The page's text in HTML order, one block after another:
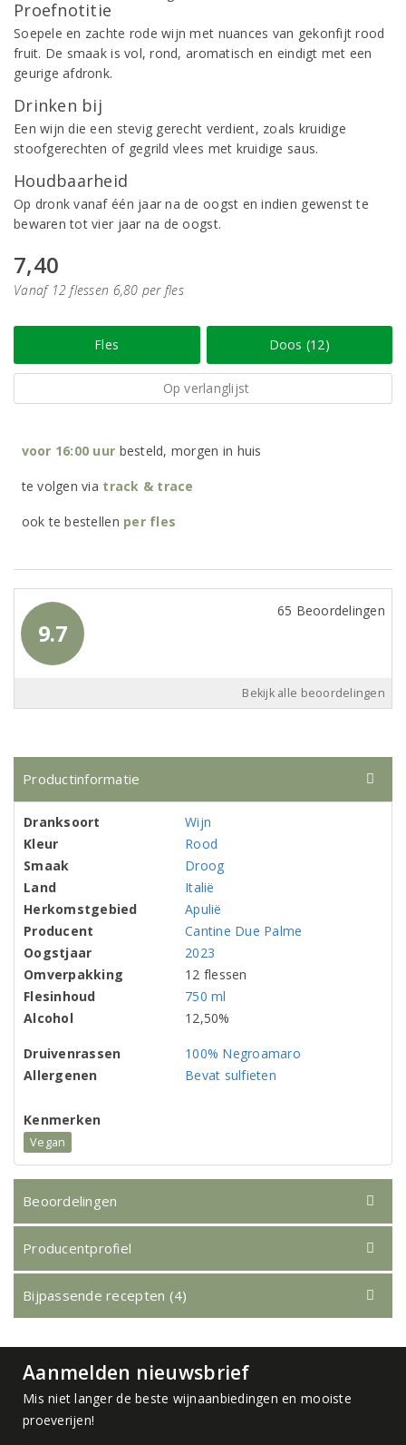
Proefnotitie
Soepele en zachte rode wijn met nuances van gekonfijt rood
fruit. De smaak is vol, rond, aromatisch en eindigt met een
geurige afdronk.
Drinken bij
Een wijn die een stevig gerecht verdient, zoals kruidige
stoofgerechten of gegrild vlees met kruidige saus.
Houdbaarheid
Op dronk vanaf één jaar na de oogst en indien gewenst te
bewaren tot vier jaar na de oogst.
7,40
Vanaf 12 flessen 6,80 per fles
Fles Doos (12)
Op verlanglijst
voor 16:00 uur besteld, morgen in huis
te volgen via track & trace
ook te bestellen per fles
9.7
65 Beoordelingen
Bekijk alle beoordelingen
Productinformatie
Dranksoort
Wijn
Kleur
Rood
Smaak
Droog
Land
Italië
Herkomstgebied
Apulië
Producent
Cantine Due Palme
Oogstjaar
2023
Omverpakking
12 flessen
Flesinhoud
750 ml
Alcohol
12,50%
Druivenrassen
100% Negroamaro
Allergenen
Bevat sulfieten
Kenmerken
Vegan
Beoordelingen
Producentprofiel
Bijpassende recepten (4)
Aanmelden nieuwsbrief
Mis niet langer de beste wijnaanbiedingen en mooiste
proeverijen!